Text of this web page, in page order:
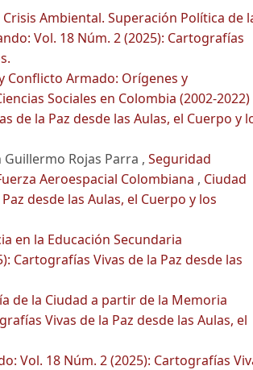
Ambiental. Superación Política de
Vol. 18 Núm. 2 (2025): Cartografías
Conflicto Armado: Orígenes y
Sociales en Colombia (2002-2022)
de la Paz desde las Aulas, el Cuerpo y
Guillermo Rojas Parra , Seguridad
Aeroespacial Colombiana , Ciudad
desde las Aulas, el Cuerpo y los
en la Educación Secundaria
Cartografías Vivas de la Paz desde las
de la Ciudad a partir de la Memoria
Vivas de la Paz desde las Aulas, el
Vol. 18 Núm. 2 (2025): Cartografías